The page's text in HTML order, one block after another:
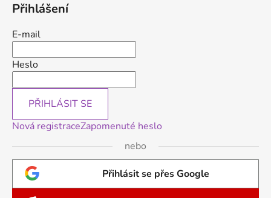
Přihlášení
E-mail
Heslo
PŘIHLÁSIT SE
Nová registraceZapomenuté heslo
nebo
Přihlásit se přes Google